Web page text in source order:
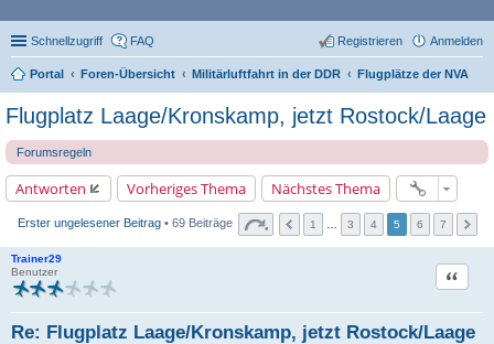
Schnellzugriff FAQ Anmelden
Registrieren
Portal Foren-Übersicht Militärluftfahrt in der DDR Flugplätze der NVA
Flugplatz Laage/Kronskamp, jetzt Rostock/Laage
Forumsregeln
Antworten Vorheriges Thema Nächstes Thema
Erster ungelesener Beitrag• 69 Beiträge 1 3 4 5 6 7
Trainer29
Benutzer
Re: Flugplatz Laage/Kronskamp, jetzt Rostock/Laage
Zitat